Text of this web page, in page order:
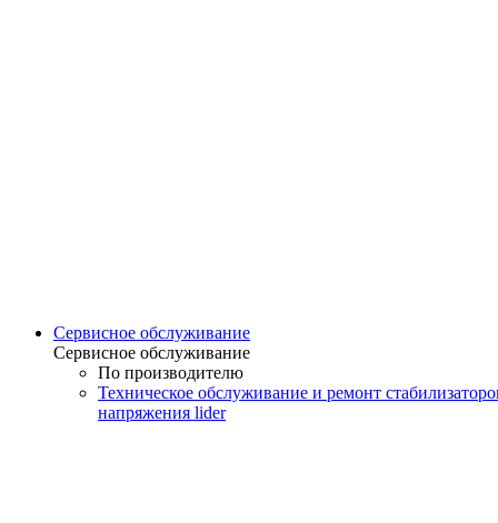
Сервисное обслуживание
Сервисное обслуживание
По производителю
Техническое обслуживание и ремонт
напряжения lider